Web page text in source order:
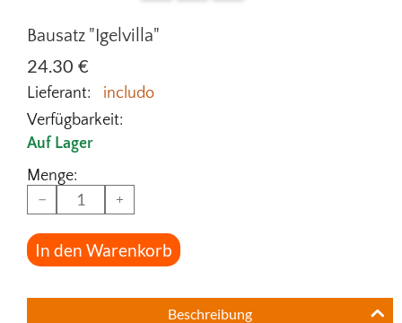
Bausatz "Igelvilla"
24.30 €
Lieferant:
includo
Verfügbarkeit:
Auf Lager
Menge:
−
+
In den Warenkorb
Beschreibung